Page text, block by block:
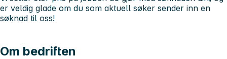
er veldig glade om du som aktuell søker sender inn en
søknad til oss!
Om bedriften